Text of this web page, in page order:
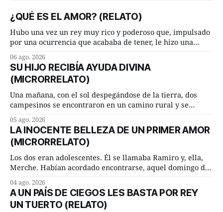
¿QUÉ ES EL AMOR? (RELATO)
Hubo una vez un rey muy rico y poderoso que, impulsado
por una ocurrencia que acababa de tener, le hizo una
Dime, hombre sabio, ¿qué es el amor según tú? Su
consejero, que era muy prudente y astuto le respondió de
inmediato:
06 ago. 2026
SU HIJO RECIBÍA AYUDA DIVINA
(MICRORRELATO)
Una mañana, con el sol despegándose de la tierra, dos
campesinos se encontraron en un camino rural y se
remolachas, Manuel? —quiso saber uno. —Eso acabo de
hacer, Paco. ¿Cómo va ese maíz tuyo? --se interesó el otro.
—De momento mejor
05 ago. 2026
LA INOCENTE BELLEZA DE UN PRIMER AMOR
(MICRORRELATO)
Los dos eran adolescentes. Él se llamaba Ramiro y, ella,
Merche. Habían acordado encontrarse, aquel domingo de
lugar del río que debía este nombre a la pronunciada
curva que la corriente fluvial presentaba en aquel punto.
Habían dispuesto que
04 ago. 2026
A UN PAÍS DE CIEGOS LES BASTA POR REY
UN TUERTO (RELATO)